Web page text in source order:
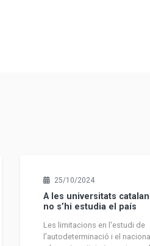
25/10/2024
A les universitats
no s’hi estudia el país
Les limitacions en l'estudi de
l'autodeterminació i el